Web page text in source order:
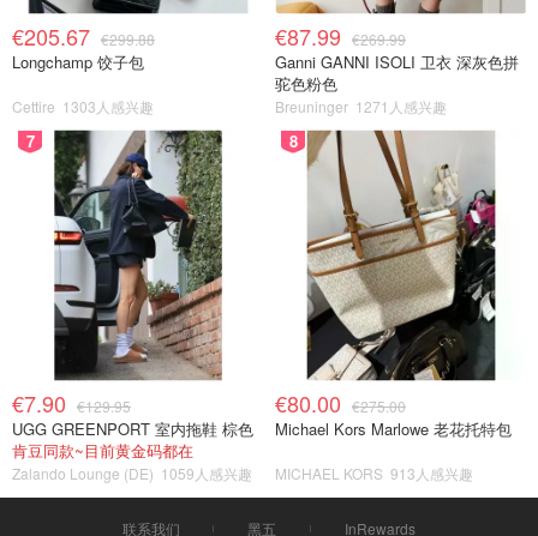
€205.67 €299.88
Longchamp 饺子包
Cettire 1303人感兴趣
€87.99 €269.99
Ganni GANNI ISOLI 卫衣 深灰色拼
驼色粉色
Breuninger 1271人感兴趣
7
€7.90 €129.95
UGG GREENPORT 室内拖鞋 棕色
肯豆同款~目前黄金码都在
Zalando Lounge (DE) 1059人感兴趣
8
€80.00 €275.00
Michael Kors Marlowe 老花托特包
MICHAEL KORS 913人感兴趣
联系我们 黑五 InRewards